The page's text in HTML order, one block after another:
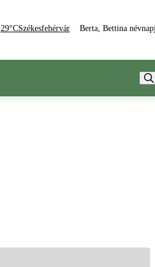
29°CSzékesfehérvár Berta, Bettina